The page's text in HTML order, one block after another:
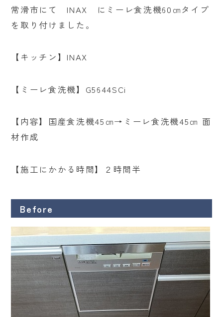
常滑市にて INAX にミーレ食洗機60㎝タイプ
を取り付けました。
【キッチン】INAX
【ミーレ食洗機】G5644SCi
【内容】国産食洗機45㎝→ミーレ食洗機45㎝ 面
材作成
【施工にかかる時間】２時間半
Before